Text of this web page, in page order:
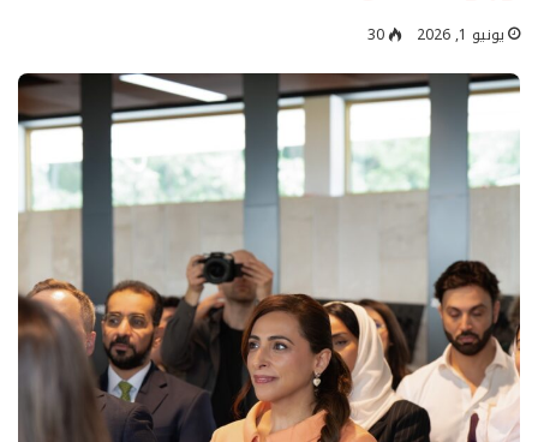
يونيو 1, 2026 30